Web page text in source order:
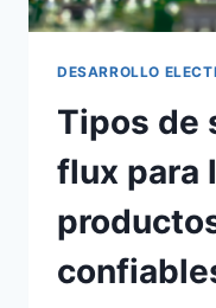
DESARROLLO
Tipos de
flux para